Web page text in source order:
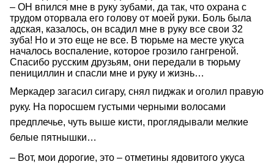
– ОН впился мне в руку зубами, да так, что охрана с
трудом оторвала его голову от моей руки. Боль была
адская, казалось, он всадил мне в руку все свои 32
зуба! Но и это еще не все. В тюрьме на месте укуса
началось воспаление, которое грозило гангреной.
Спасибо русским друзьям, они передали в тюрьму
пенициллин и спасли мне и руку и жизнь…
Меркадер загасил сигару, снял пиджак и оголил правую
руку. На поросшем густыми черными волосами
предплечье, чуть выше кисти, проглядывали мелкие
белые пятнышки…
– Вот, мои дорогие, это – отметины ядовитого укуса